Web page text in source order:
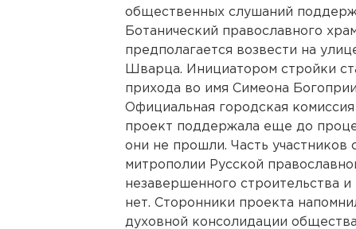
общественных слушаний
Ботанический православного
предполагается возвести на
Шварца. Инициатором стройки
прихода во имя Симеона
Официальная городская
проект поддержала еще до
они не прошли. Часть участников
митрополии Русской
незавершенного строительства
нет. Сторонники проекта
духовной консолидации